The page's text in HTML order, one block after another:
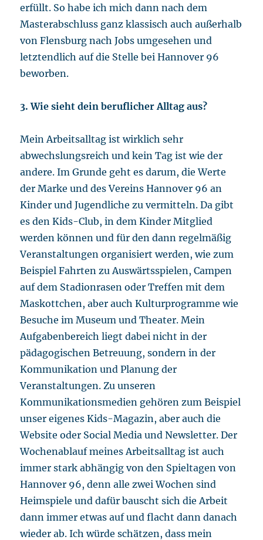
erfüllt. So habe ich mich dann nach dem
Masterabschluss ganz klassisch auch außerhalb
von Flensburg nach Jobs umgesehen und
letztendlich auf die Stelle bei Hannover 96
beworben.
3. Wie sieht dein beruflicher Alltag aus?
Mein Arbeitsalltag ist wirklich sehr
abwechslungsreich und kein Tag ist wie der
andere. Im Grunde geht es darum, die Werte
der Marke und des Vereins Hannover 96 an
Kinder und Jugendliche zu vermitteln. Da gibt
es den Kids-Club, in dem Kinder Mitglied
werden können und für den dann regelmäßig
Veranstaltungen organisiert werden, wie zum
Beispiel Fahrten zu Auswärtsspielen, Campen
auf dem Stadionrasen oder Treffen mit dem
Maskottchen, aber auch Kulturprogramme wie
Besuche im Museum und Theater. Mein
Aufgabenbereich liegt dabei nicht in der
pädagogischen Betreuung, sondern in der
Kommunikation und Planung der
Veranstaltungen. Zu unseren
Kommunikationsmedien gehören zum Beispiel
unser eigenes Kids-Magazin, aber auch die
Website oder Social Media und Newsletter. Der
Wochenablauf meines Arbeitsalltag ist auch
immer stark abhängig von den Spieltagen von
Hannover 96, denn alle zwei Wochen sind
Heimspiele und dafür bauscht sich die Arbeit
dann immer etwas auf und flacht dann danach
wieder ab. Ich würde schätzen, dass mein